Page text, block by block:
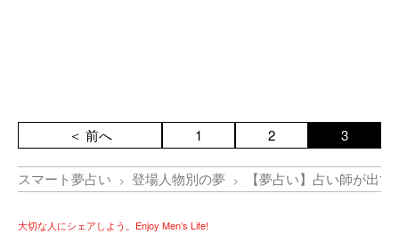
＜ 前へ 1 2 3
スマート夢占い 登場人物別の夢 【夢占い】占い師が出
大切な人にシェアしよう。Enjoy Men’s Life!